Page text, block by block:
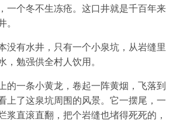
一个冬不生冻疮。这口井就是千百年来
没有水井，只有一个小泉坑，从岩缝里
，勉强供全村人饮用。
的一条小黄龙，卷起一阵黄烟，飞落到
上了这泉坑周围的风景。它一摆尾，一
浆直滚直翻，把个岩缝也堵得死死的，